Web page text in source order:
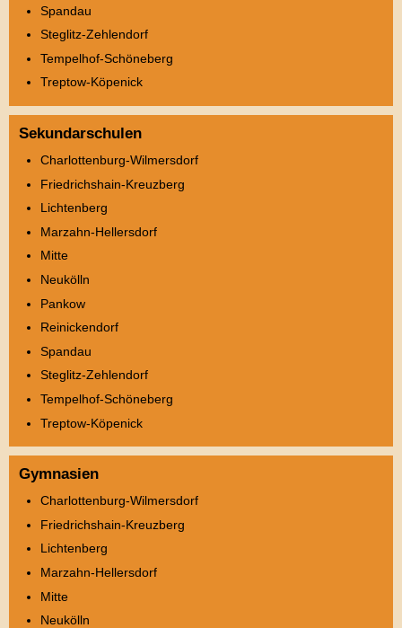
Spandau
Steglitz-Zehlendorf
Tempelhof-Schöneberg
Treptow-Köpenick
Sekundarschulen
Charlottenburg-Wilmersdorf
Friedrichshain-Kreuzberg
Lichtenberg
Marzahn-Hellersdorf
Mitte
Neukölln
Pankow
Reinickendorf
Spandau
Steglitz-Zehlendorf
Tempelhof-Schöneberg
Treptow-Köpenick
Gymnasien
Charlottenburg-Wilmersdorf
Friedrichshain-Kreuzberg
Lichtenberg
Marzahn-Hellersdorf
Mitte
Neukölln